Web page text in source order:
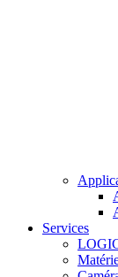
Services